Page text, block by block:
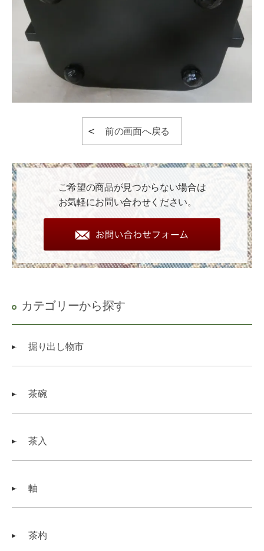
前の画面へ戻る
ご希望の商品が見つからない場合は
お気軽にお問い合わせください。
カテゴリーから探す
掘り出し物市
茶碗
茶入
軸
茶杓